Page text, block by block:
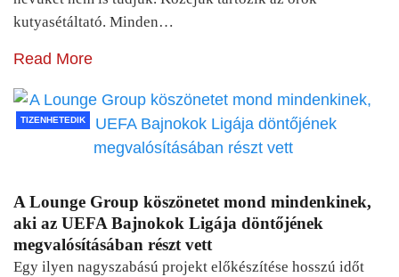
kutyasétáltató. Minden…
Read More
TIZENHETEDIK
A Lounge Group köszönetet mond mindenkinek,
aki az UEFA Bajnokok Ligája döntőjének
megvalósításában részt vett
Egy ilyen nagyszabású projekt előkészítése hosszú időt